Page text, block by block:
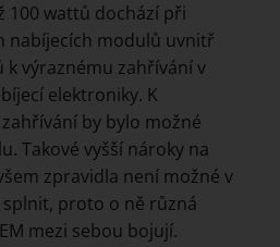
100 wattů dochází při
nabíjecích modulů uvnitř
výraznému zahřívání v
elektroniky. K
by bylo možné
Takové vyšší nároky na
zpravidla není možné v
proto o ně různá
mezi sebou bojují.